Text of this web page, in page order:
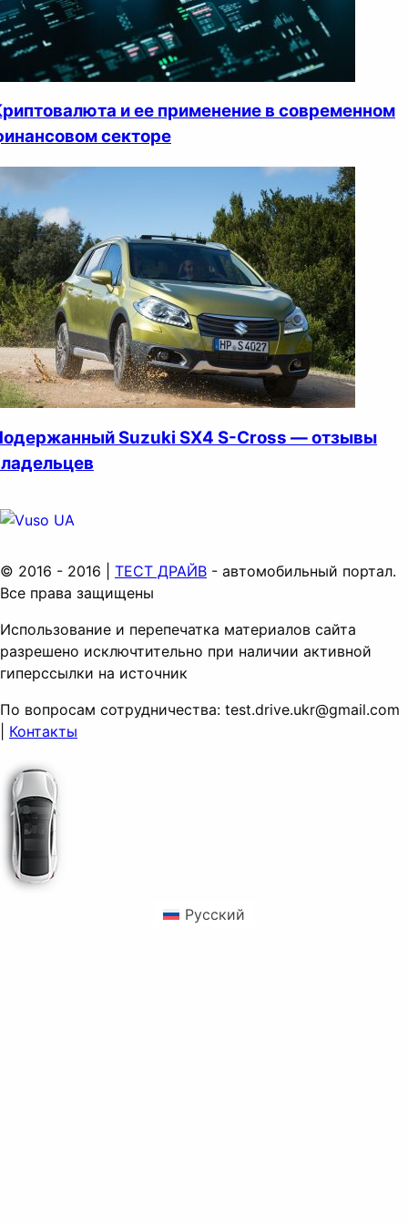
и ее применение в современном
секторе
Suzuki SX4 S-Cross — отзывы
© 2016 - 2016 | ТЕСТ ДРАЙВ - автомобильный портал.
Все права защищены
Использование и перепечатка материалов сайта
разрешено исключтительно при наличии активной
гиперссылки на источник
По вопросам сотрудничества: test.drive.ukr@gmail.com
Контакты
Русский